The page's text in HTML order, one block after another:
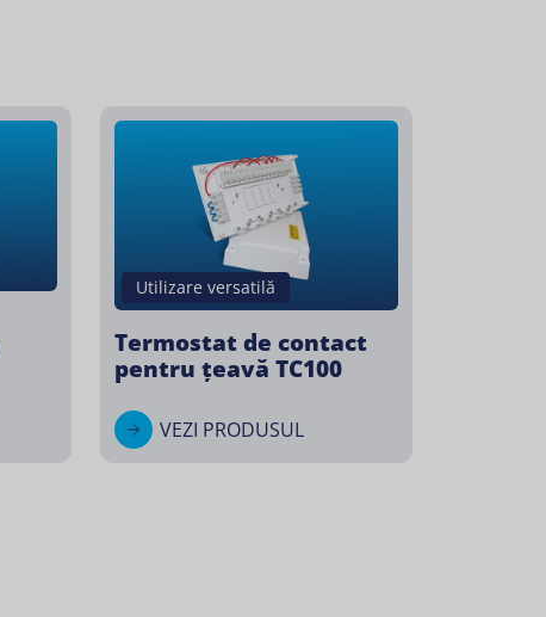
Utilizare versatilă
Termostat de contact
pentru țeavă TC100
VEZI PRODUSUL